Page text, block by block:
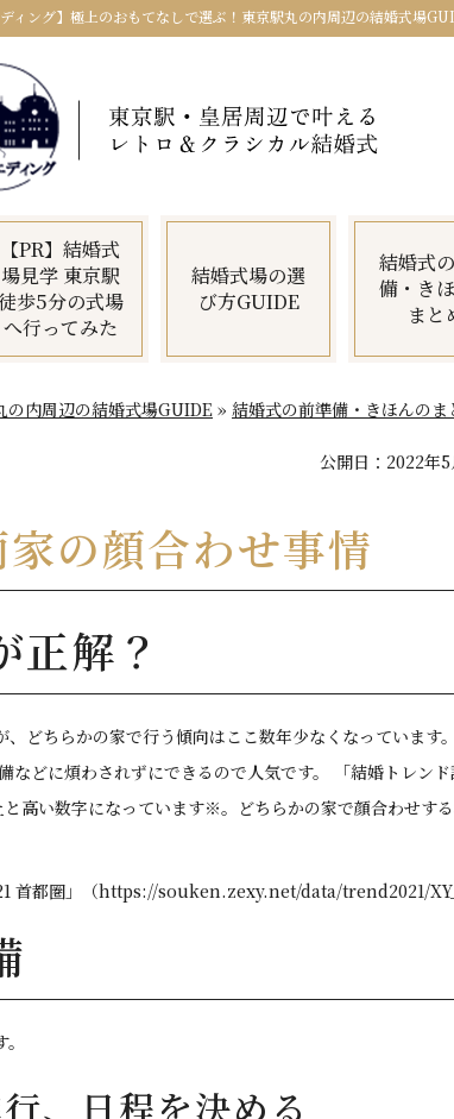
ディング】極上のおもてなしで選ぶ！東京駅丸の内周辺の結婚式場
【PR】結婚式
場見学 東京駅
徒歩5分の式場
へ行ってみた
結婚式場の選
び方GUIDE
結婚式
備・き
まと
の内周辺の結婚式場GUIDE » 結婚式の前準備・きほんのま
公開日： 2022年5
の顔合わせ事情
正解？
どちらかの家で行う傾向はここ数年少なくなっています
どに煩わされずにできるので人気です。 「結婚トレン
高い数字になっています※。どちらかの家で顔合わせす
首都圏」（https://souken.zexy.net/data/trend2021/
、日程を決める